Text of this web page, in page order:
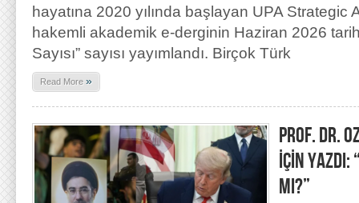
hayatına 2020 yılında başlayan UPA Strategic
hakemli akademik e-derginin Haziran 2026
Sayısı” sayısı yayımlandı. Birçok Türk
Read More »
PROF. DR.
İÇİN YAZDI:
MI?”